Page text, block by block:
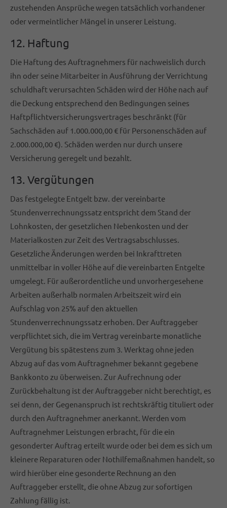
zustehenden Ansprüche wegen tatsächlich vorhandener
oder vermeintlicher Mängel in unserer Leistung.
12. Haftung
Die Haftung des Auftragnehmers für nachweislich durch
ihn oder seine Mitarbeiter in Ausführung der Verrichtung
schuldhaft verursachten Schäden wird der Höhe nach auf
die Deckung entsprechend den Bedingungen seines
Haftpflichtversicherungsvertrages beschränkt (für
Sachschäden auf 1.000.000,00 € für Personenschäden auf
2.000.000,00 €). Schäden werden nur durch unsere
Versicherung geregelt und bezahlt.
13. Vergütungen
Das festgelegte Entgelt bzw. der vereinbarte
Stundenverrechnungssatz entspricht dem Stand der
Lohnkosten, der gesetzlichen Nebenkosten und der
Materialkosten zur Zeit des Vertragsabschlusses.
Gesetzliche Änderungen werden bei Inkrafttreten
unmittelbar in voller Höhe auf die vereinbarten Entgelte
umgelegt. Für außerordentliche und unvorhergesehene
Arbeiten außerhalb normalen Arbeitszeit wird ein
Aufschlag von 25% auf den aktuellen
Stundenverrechnungssatz erhoben. Der Auftraggeber
verpflichtet sich, die im Vertrag vereinbarte monatliche
Vergütung bis spätestens zum 3. Werktag ohne jeden
Abzug auf das vom Auftragnehmer bekannt gegebene
Bankkonto zu überweisen. Zur Aufrechnung oder
Zurückbehaltung ist der Auftraggeber nicht berechtigt, es
sei denn, der Gegenanspruch ist rechtskräftig tituliert oder
durch den Auftragnehmer anerkannt. Werden vom
Auftragnehmer Leistungen erbracht, für die ein
gesonderter Auftrag erteilt wurde oder bei dem es sich um
kleinere Reparaturen oder Nothilfemaßnahmen handelt, so
wird hierüber eine gesonderte Rechnung an den
Auftraggeber erstellt, die ohne Abzug zur sofortigen
Zahlung fällig ist.